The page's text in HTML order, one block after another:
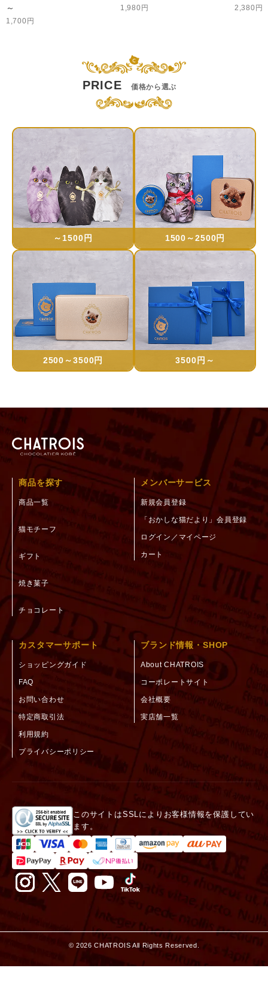
～
1,700円
1,980円 2,380円
PRICE 価格から選ぶ
～1500円 1500～2500円
2500～3500円 3500円～
商品を探す
商品一覧
猫モチーフ
ギフト
焼き菓子
チョコレート
メンバーサービス
新規会員登録
「おかしな猫だより」会員登録
ログイン／マイページ
カート
カスタマーサポート
ショッピングガイド
FAQ
お問い合わせ
特定商取引法
利用規約
プライバシーポリシー
ブランド情報・SHOP
About CHATROIS
コーポレートサイト
会社概要
実店舗一覧
このサイトはSSLによりお客様情報を保護してい
ます。
© 2026 CHATROIS All Rights Reserved.